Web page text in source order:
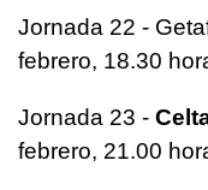
Jornada 22 -
febrero, 18.30
Jornada 23 -
febrero, 21.00